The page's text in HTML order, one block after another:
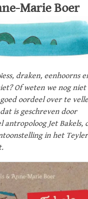
Marie Boer
draken, eenhoorns
Of weten we nog niet
oordeel over te
is geschreven door
Jet Bakels,
in het